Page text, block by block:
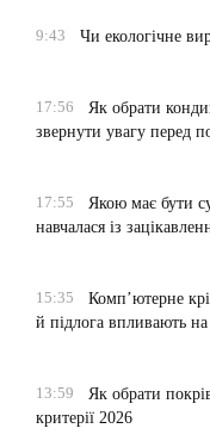
9:43
Чи екологічне
17:56
Як обрати
звернути увагу перед
17:55
Якою має бути
навчалася із
15:35
Комп’ютерне
й підлога впливають
13:59
Як обрати
критерії 2026